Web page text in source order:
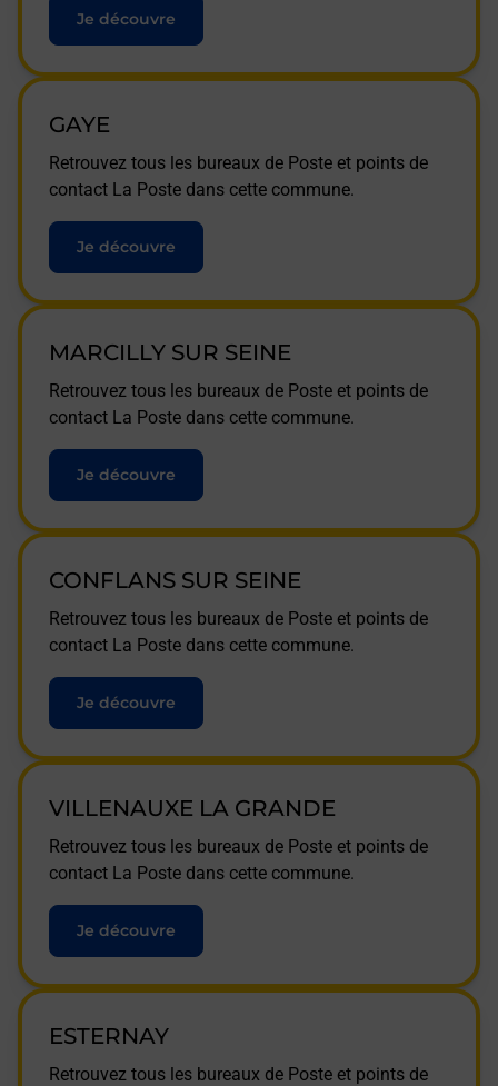
Je découvre
GAYE
Retrouvez tous les bureaux de Poste et points de
contact La Poste dans cette commune.
Je découvre
MARCILLY SUR SEINE
Retrouvez tous les bureaux de Poste et points de
contact La Poste dans cette commune.
Je découvre
CONFLANS SUR SEINE
Retrouvez tous les bureaux de Poste et points de
contact La Poste dans cette commune.
Je découvre
VILLENAUXE LA GRANDE
Retrouvez tous les bureaux de Poste et points de
contact La Poste dans cette commune.
Je découvre
ESTERNAY
Retrouvez tous les bureaux de Poste et points de